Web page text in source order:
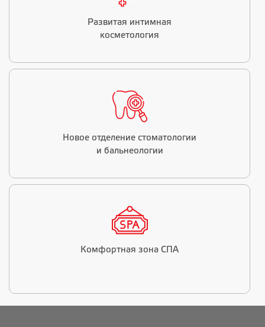
Развитая интимная
косметология
Новое отделение стоматологии
и бальнеологии
Комфортная зона СПА